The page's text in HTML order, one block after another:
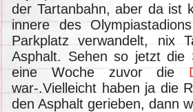
der Tartanbahn, aber da ist
innere des
Parkplatz verwandelt, nix
Asphalt. Sehen so jetzt die
eine Woche zuvor die
war-.Vielleicht haben ja die
den Asphalt gerieben, dann